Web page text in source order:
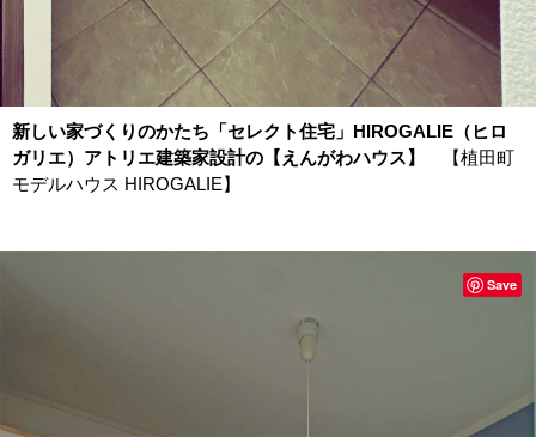
新しい家づくりのかたち「セレクト住宅」HIROGALIE（ヒロ
ガリエ）アトリエ建築家設計の【えんがわハウス】
【植田町
モデルハウス HIROGALIE】
Save